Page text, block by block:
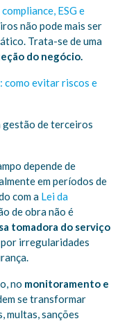
compliance, ESG e
não pode mais ser
Trata-se de uma
do negócio.
como evitar riscos e
gestão de terceiros
depende de
em períodos de
com a Lei da
de obra não é
tomadora do serviço
por irregularidades
no monitoramento e
se transformar
multas, sanções